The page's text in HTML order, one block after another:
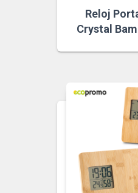
Reloj
Crystal